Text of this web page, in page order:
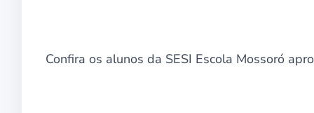
Confira os alunos da SESI Escola Mossoró